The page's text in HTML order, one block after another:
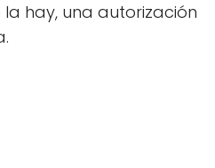
hay, una autorización